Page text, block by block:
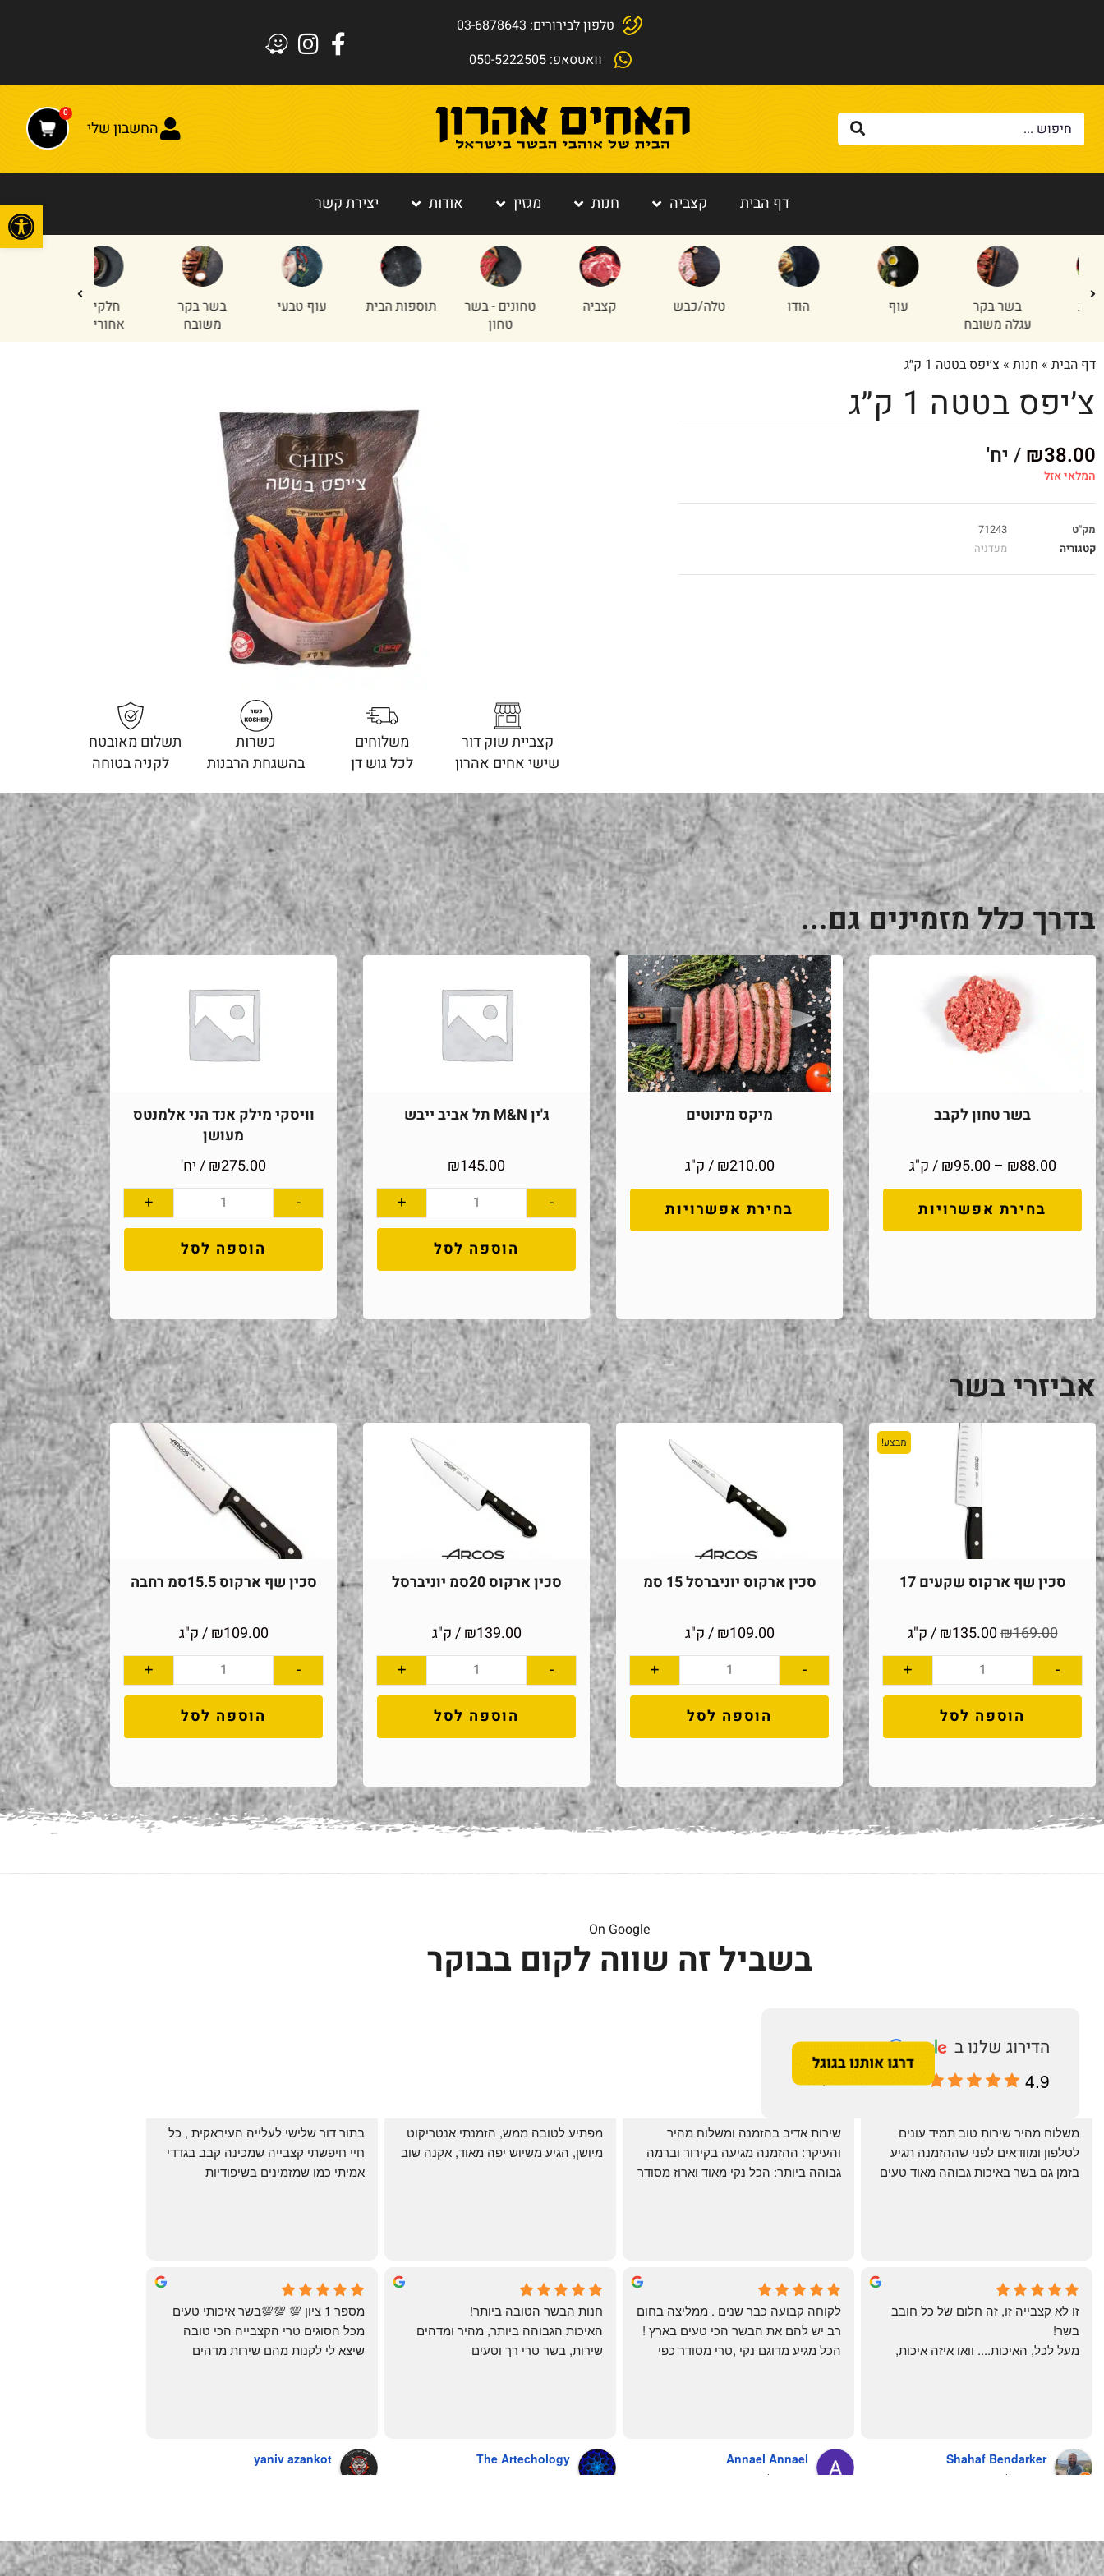
טלפון לבירורים: 03-6878643
וואטסאפ: 050-5222505
החשבון שלי
0
דף הבית קצביה חנות מגזין אודות יצירת קשר
בשר בקר
עגלה משובח
טלה/כבש
טחונים - בשר
תוספות הבית עוף טבעי
בשר בקר
משובח
אחוריים
דף הבית » חנות » צ׳יפס בטטה 1 ק״ג
צ׳יפס בטטה 1 ק״ג
₪38.00 / יח'
המלאי אזל
מק"ט
71243
קטגוריה
מעדניה
קצביית שוק דור
שישי אחים אהרון
משלוחים
לכל גוש דן
כשרות
בהשגחת הרבנות
תשלום מאובטח
לקניה בטוחה
בדרך כלל מזמינים גם...
בשר טחון לקבב
₪88.00
–
₪95.00
/ ק"ג
בחירת אפשרויות
מיקס מינוטים
₪210.00
/ ק"ג
בחירת אפשרויות
ג'ין M&N תל אביב ייבש
₪145.00
-
+
הוספה לסל
וויסקי מילק אנד הני אלמנטס
מעושן
₪275.00 / יח'
-
+
הוספה לסל
אביזרי בשר
מבצע!
סכין שף ארקוס שקעים 17
₪169.00
₪135.00 / ק"ג
-
+
הוספה לסל
סכין ארקוס יוניברסל 15 סמ
₪109.00 / ק"ג
-
+
הוספה לסל
סכין ארקוס 20סמ יוניברסל
₪139.00 / ק"ג
-
+
הוספה לסל
סכין שף ארקוס 15.5סמ רחבה
₪109.00 / ק"ג
-
+
הוספה לסל
On Google
בשביל זה שווה לקום בבוקר
4.9
May Azulay
a month ago
michal gottfried
4 months ago
שי
4 months ago
מיושן, הגיע משיוש יפה מאוד, אקנה שוב
Yonatan Menashe
6 months ago
Shahaf Bendarker
בשר!
אהרון' איך מנהלים עסק ושירות לקוחות
Annael Annael
The Artechology
חנות הבשר הטובה ביותר!
האיכות הגבוהה ביותר, מהיר ומדהים
שירות, בשר טרי רך וטעים
yaniv azankot